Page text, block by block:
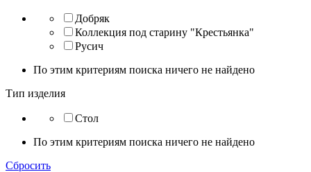
Добряк
Коллекция под старину "Крестьянка"
Русич
По этим критериям поиска ничего не найдено
Тип изделия
Стол
По этим критериям поиска ничего не найдено
Сбросить